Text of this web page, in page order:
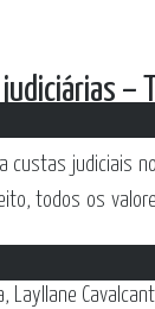
–
judiciais
todos os
Layllane